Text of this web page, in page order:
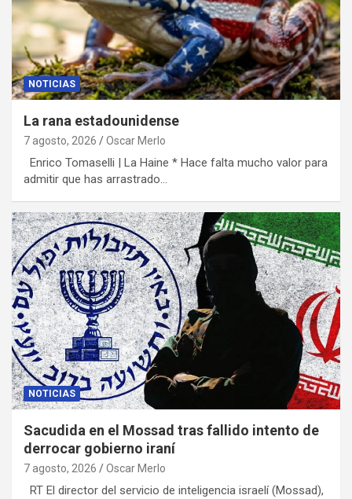
NOTICIAS
La rana estadounidense
7 agosto, 2026 Oscar Merlo
Enrico Tomaselli | La Haine * Hace falta mucho valor para
admitir que has arrastrado…
NOTICIAS
Sacudida en el Mossad tras fallido intento de
derrocar gobierno iraní
7 agosto, 2026 Oscar Merlo
RT El director del servicio de inteligencia israelí (Mossad),